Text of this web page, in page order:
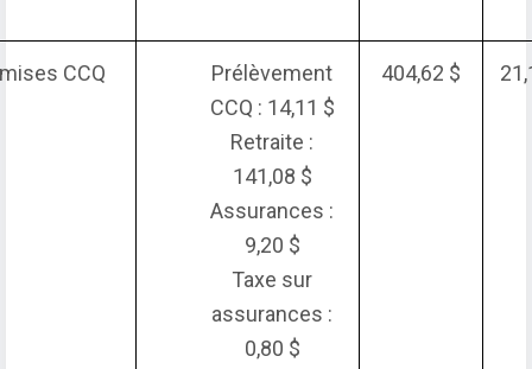
CCQ
Prélèvement
CCQ : 14,11 $
Retraite :
141,08 $
Assurances :
9,20 $
Taxe sur
assurances :
0,80 $
404,62 $